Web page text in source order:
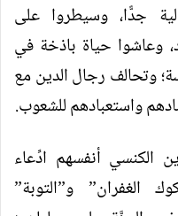
جدًّا، وسيطروا على
وعاشوا حياة باذخة في
وتحالف رجال الدين مع
واستعبادهم للشعوب.
الكنسي أنفسهم ادِّعاء
و”التوبة”